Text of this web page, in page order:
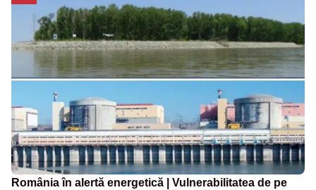
România în alertă energetică | Vulnerabilitatea de pe